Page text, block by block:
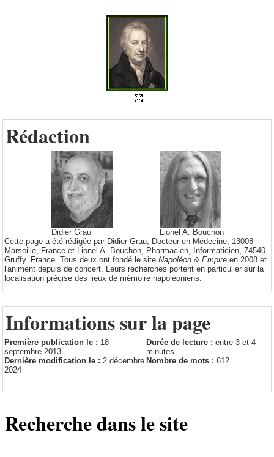
Rédaction
Didier Grau
Lionel A. Bouchon
Cette page a été rédigée par Didier Grau, Docteur en Médecine, 13008
Marseille, France et Lionel A. Bouchon, Pharmacien, Informaticien, 74540
Gruffy. France. Tous deux ont fondé le site Napoléon & Empire en 2008 et
l'animent depuis de concert. Leurs recherches portent en particulier sur la
localisation précise des lieux de mémoire napoléoniens.
Informations sur la page
Première publication le : 18
septembre 2013
Durée de lecture : entre 3 et 4
minutes.
Dernière modification le : 2 décembre
2024
Nombre de mots : 612
Recherche dans le site